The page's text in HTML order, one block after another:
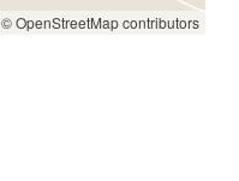
© OpenStreetMap contributors